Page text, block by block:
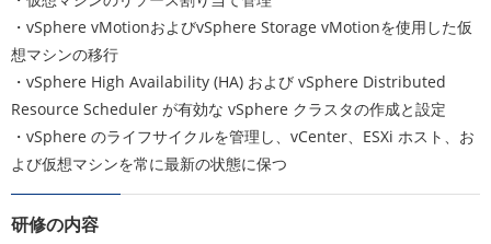
・vSphere vMotionおよびvSphere Storage vMotionを使用した仮
想マシンの移行
・vSphere High Availability (HA) および vSphere Distributed
Resource Scheduler が有効な vSphere クラスタの作成と設定
・vSphere のライフサイクルを管理し、vCenter、ESXi ホスト、お
よび仮想マシンを常に最新の状態に保つ
研修の内容